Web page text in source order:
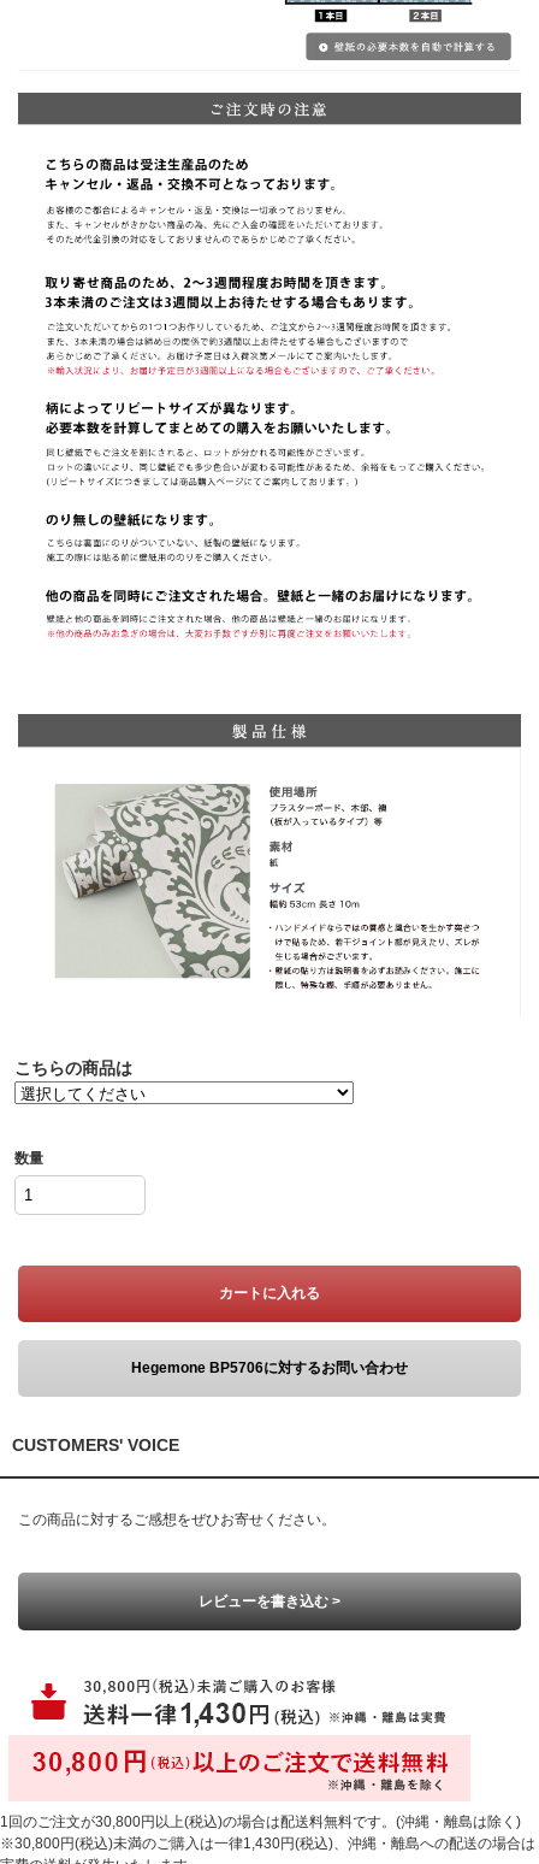
こちらの商品は
数量
カートに入れる
Hegemone BP5706に対するお問い合わせ
CUSTOMERS' VOICE
この商品に対するご感想をぜひお寄せください。
レビューを書き込む >
1回のご注文が30,800円以上(税込)の場合は配送料無料です。(沖縄・離島は除く)
※30,800円(税込)未満のご購入は一律1,430円(税込)、沖縄・離島への配送の場合は